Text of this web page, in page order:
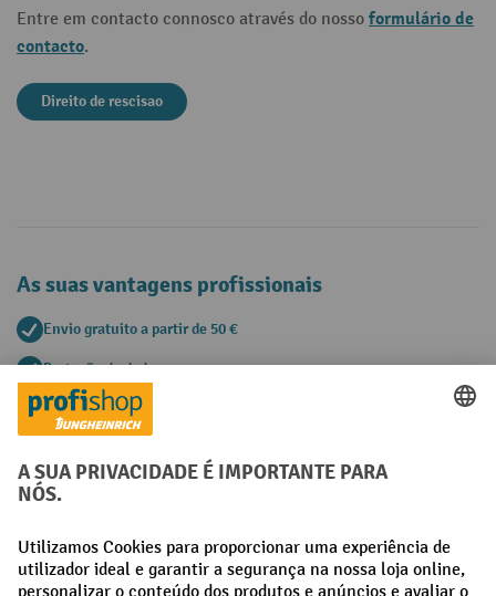
Entre em contacto connosco através do nosso formulário de
contacto.
Direito de rescisao
As suas vantagens profissionais
Envio gratuito a partir de 50 €
Proteção de dados segura
Aconselhamento pessoal de compra
Métodos de pagamento
Creditcard (Master)Creditcard (Visa)Pré-pagamento